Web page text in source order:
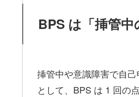
BPS は「挿管
挿管中や意識障害で自
として、BPS は 1 回の